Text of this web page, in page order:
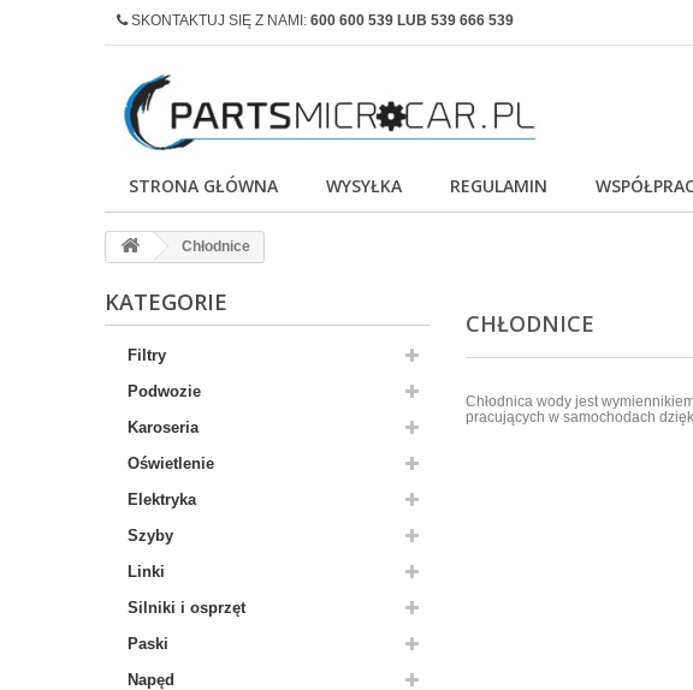
SKONTAKTUJ SIĘ Z NAMI: 600 600 539 LUB 539 666 539
STRONA GŁÓWNA WYSYŁKA REGULAMIN
Chłodnice
KATEGORIE
Filtry
Podwozie
Karoseria
Oświetlenie
Elektryka
Szyby
Linki
Silniki i osprzęt
Paski
Napęd
CHŁODNICE
Chłodnica wody jest
pracujących w samochodach